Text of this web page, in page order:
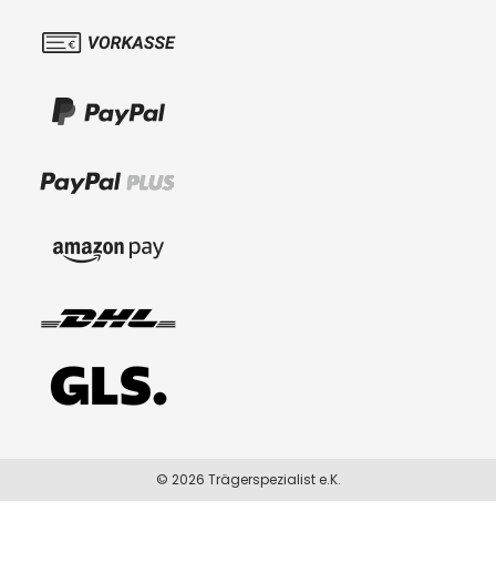
© 2026 Trägerspezialist e.K.